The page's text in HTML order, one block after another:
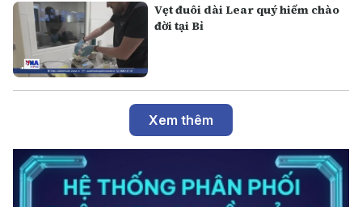
Vẹt đuôi dài Lear quý hiếm chào
đời tại Bỉ
Xem thêm